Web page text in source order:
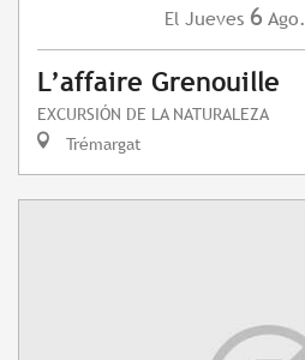
El Jueves 6 Ago.
L’affaire Grenouille
EXCURSIÓN DE LA NATURALEZA
Trémargat